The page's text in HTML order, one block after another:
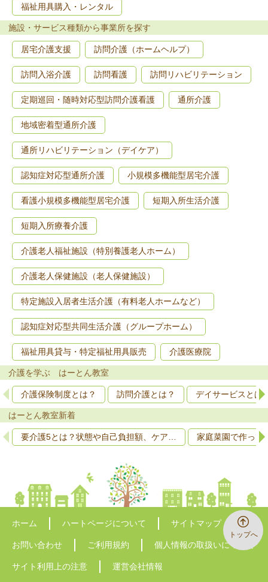
トップへ
福祉用具購入・レンタル
施設・サービス種類から事業所を探す
居宅介護支援 訪問介護（ホームヘルプ）
訪問入浴介護 訪問看護 訪問リハビリテーション
定期巡回・随時対応型訪問介護看護 通所介護
地域密着型通所介護
通所リハビリテーション（デイケア）
認知症対応型通所介護 小規模多機能型居宅介護
看護小規模多機能型居宅介護 短期入所生活介護
短期入所療養介護
介護老人福祉施設（特別養護老人ホーム）
介護老人保健施設（老人保健施設）
特定施設入居者生活介護（有料老人ホームなど）
認知症対応型共同生活介護（グループホーム）
福祉用具貸与・特定福祉用具販売 介護医療院
介護を学ぶ はーとん教室
介護保険制度とは？ 訪問介護とは？ デイサービスとは
はーとん教室新着
要介護5とは？状態や自己負担額、ケア… 家庭菜園で作っ
ホーム ハートページについて サイトマップ
お問い合わせ ご利用規約 個人情報の取扱いについて
サイト利用上の注意 運営会社情報